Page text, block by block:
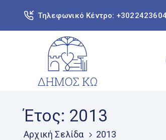
Τηλεφωνικό Κέντρο:
Έτος: 2013
Αρχική Σελίδα 2013